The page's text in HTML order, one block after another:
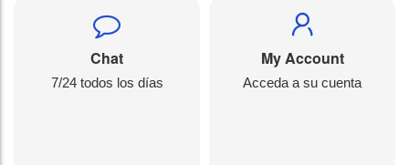
Chat
7/24 todos los días
My Account
Acceda a su cuenta